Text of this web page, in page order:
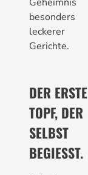
besonders
leckerer
Gerichte.
DER ERSTE
TOPF, DER
SELBST
BEGIESST.